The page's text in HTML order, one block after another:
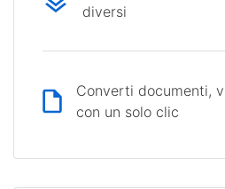
diversi
Converti documenti,
con un solo clic